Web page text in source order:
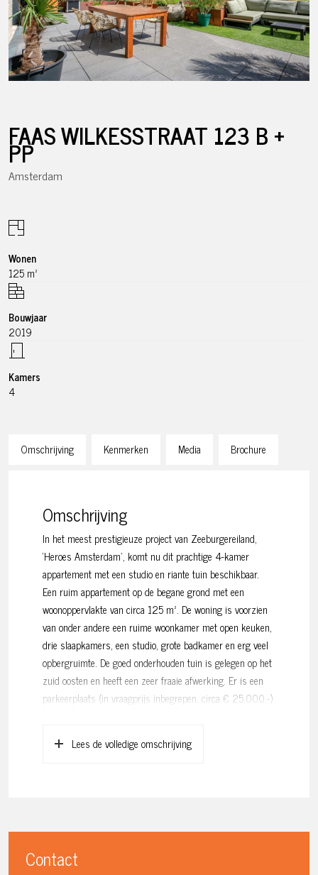
FAAS WILKESSTRAAT 123 B +
PP
Amsterdam
Omschrijving Kenmerken Media Brochure
Omschrijving
In het meest prestigieuze project van Zeeburgereiland,
‘Heroes Amsterdam’, komt nu dit prachtige 4-kamer
appartement met een studio en riante tuin beschikbaar.
Een ruim appartement op de begane grond met een
woonoppervlakte van circa 125 m². De woning is voorzien
van onder andere een ruime woonkamer met open keuken,
drie slaapkamers, een studio, grote badkamer en erg veel
opbergruimte. De goed onderhouden tuin is gelegen op het
zuid oosten en heeft een zeer fraaie afwerking. Er is een
parkeerplaats (in vraagprijs inbegrepen, circa € 25.000,-)
in Amsterdam Oost of Noord. Maar het eiland is leuk
dan 80 vierkante meter!
Lees de volledige omschrijving
Contact
Wonen
125 m²
Bouwjaar
2019
Kamers
4